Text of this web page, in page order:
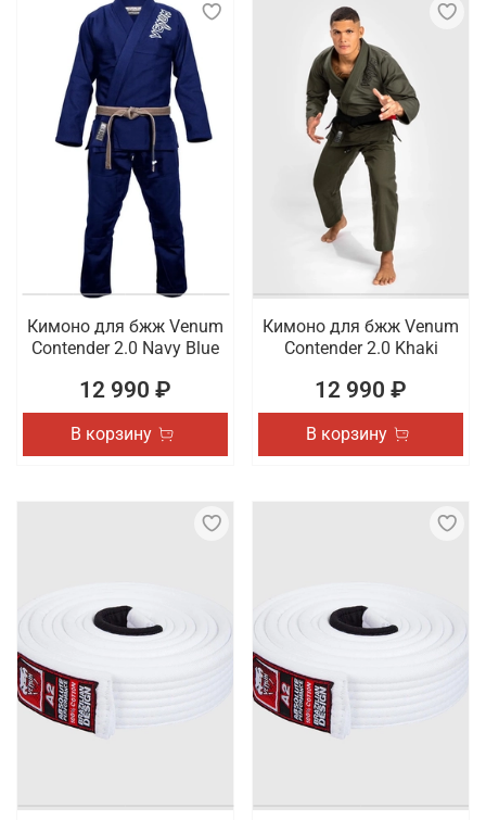
Кимоно для бжж Venum
Contender 2.0 Navy Blue
12 990 ₽
В корзину
Кимоно для бжж Venum
Contender 2.0 Khaki
12 990 ₽
В корзину